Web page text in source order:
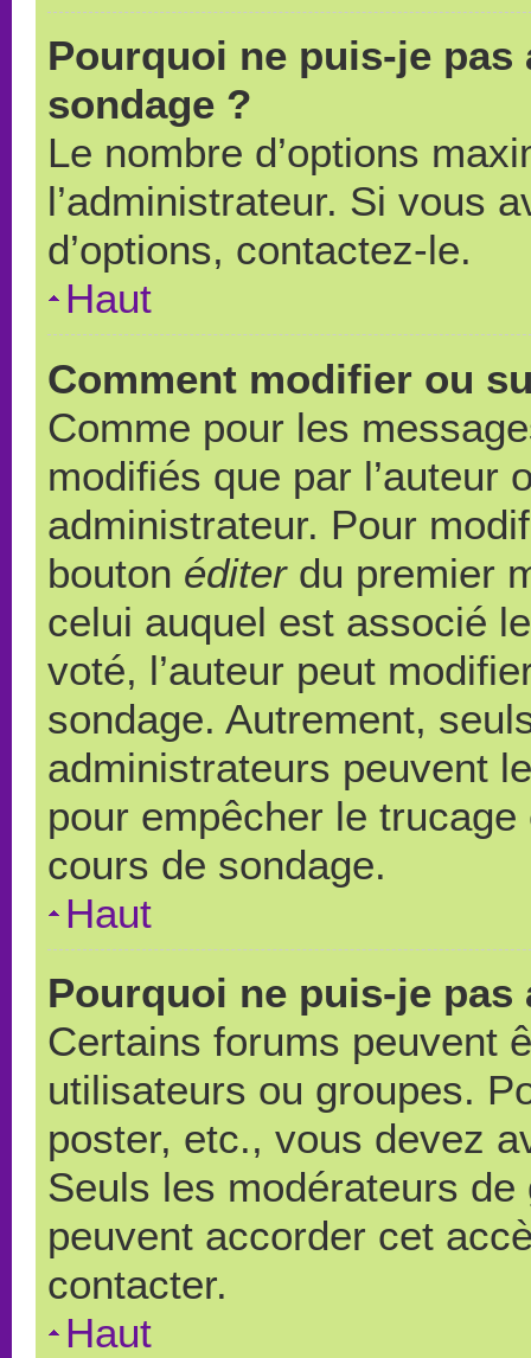
Pourquoi ne puis-je
sondage ?
Le nombre d’options
l’administrateur. Si vous
d’options, contactez-le.
Haut
Comment modifier ou
Comme pour les
modifiés que par l’auteur
administrateur. Pour
bouton éditerdu premier
celui auquel est associé
voté, l’auteur peut
sondage. Autrement,
administrateurs peuvent
pour empêcher le
cours de sondage.
Haut
Pourquoi ne puis-je
Certains forums peuvent
utilisateurs ou groupes.
poster, etc., vous devez
Seuls les modérateurs
peuvent accorder cet
contacter.
Haut